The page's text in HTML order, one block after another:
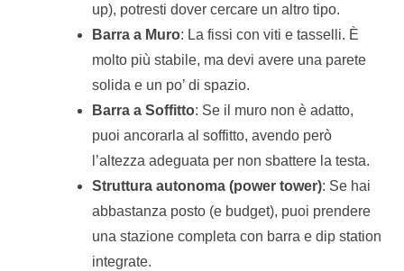
up), potresti dover cercare un altro tipo.
Barra a Muro: La fissi con viti e tasselli. È
molto più stabile, ma devi avere una parete
solida e un po’ di spazio.
Barra a Soffitto: Se il muro non è adatto,
puoi ancorarla al soffitto, avendo però
l’altezza adeguata per non sbattere la testa.
Struttura autonoma (power tower): Se hai
abbastanza posto (e budget), puoi prendere
una stazione completa con barra e dip station
integrate.